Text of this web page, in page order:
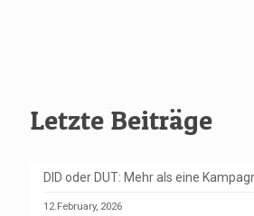
Letzte Beiträge
DID oder DUT: Mehr als eine
12.February, 2026